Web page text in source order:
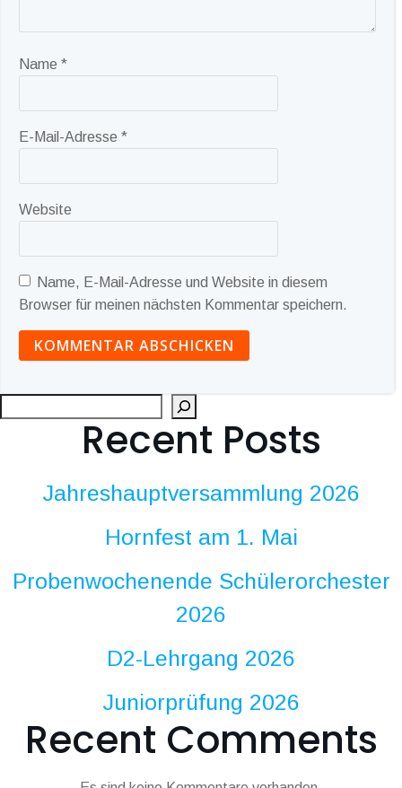
Name *
E-Mail-Adresse *
Website
Name, E-Mail-Adresse und Website in diesem
Browser für meinen nächsten Kommentar speichern.
Recent Posts
Jahreshauptversammlung 2026
Hornfest am 1. Mai
Probenwochenende Schülerorchester
2026
D2-Lehrgang 2026
Juniorprüfung 2026
Recent Comments